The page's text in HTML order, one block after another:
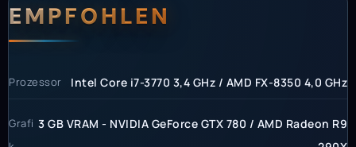
EMPFOHLEN
Prozessor Intel Core i7-3770 3,4 GHz / AMD FX-8350 4,0 GHz
Grafi 3 GB VRAM - NVIDIA GeForce GTX 780 / AMD Radeon R9